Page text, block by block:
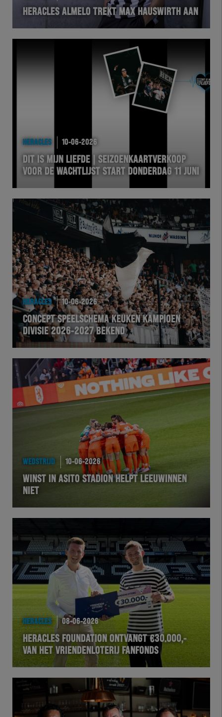
BusinessClub
Foundation
Herakids
Team Zwart Wit
Futsal
eSports
Academie
HERACLES ALMELO TREKT MAX HAUSWIRTH AAN
HERACLES 10-06-2026
DIT IS MIJN LIEFDE | SEIZOENKAARTVERKOOP
VOOR DE WACHTLIJST START DONDERDAG 11 JUNI
HERACLES 10-06-2026
CONCEPT SPEELSCHEMA KEUKEN KAMPIOEN
DIVISIE 2026-2027 BEKEND
WEDSTRIJD 10-06-2026
WINST IN ASITO STADION HELPT LEEUWINNEN
NIET
HERACLES 08-06-2026
HERACLES FOUNDATION ONTVANGT €30.000,-
VAN HET VRIENDENLOTERIJ FANFONDS